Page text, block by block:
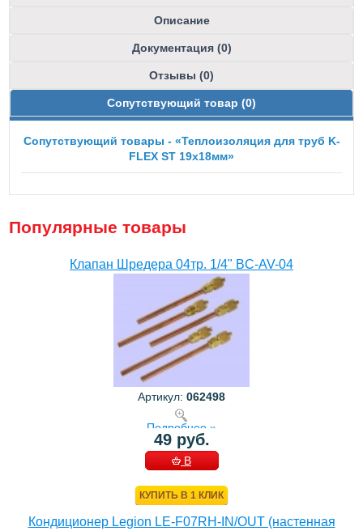
Описание
Документация (0)
Отзывы (0)
Сопутствующий товар (0)
Сопутствующий товары - «Теплоизоляция для труб K-
FLEX ST 19x18мм»
Популярные товары
Клапан Шредера 04тр. 1/4" BC-AV-04
Артикул: 062498
Подробнее »
49 руб.
В
КУПИТЬ В 1 КЛИК
Кондиционер Legion LE-F07RH-IN/OUT (настенная